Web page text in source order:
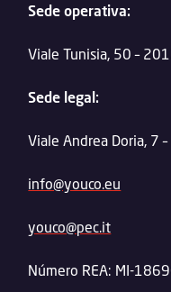
Sede operativa:
Viale Tunisia, 50 –
Sede legal:
Viale Andrea Doria, 7
info@youco.eu
youco@pec.it
Número REA: MI-